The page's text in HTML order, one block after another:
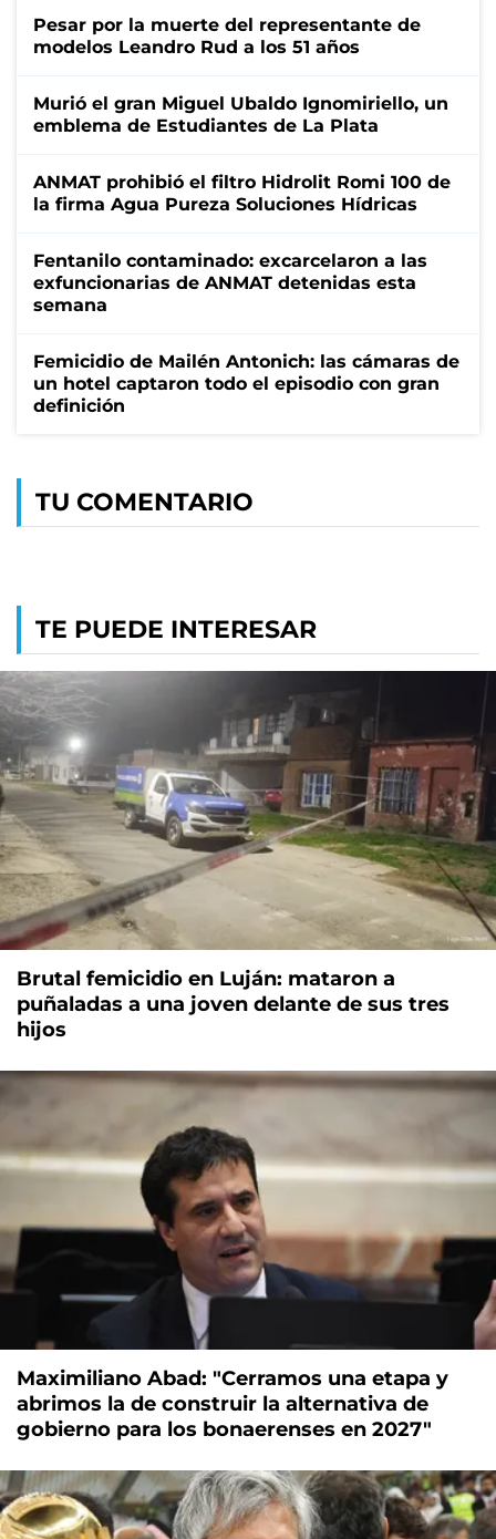
Pesar por la muerte del representante de
modelos Leandro Rud a los 51 años
Murió el gran Miguel Ubaldo Ignomiriello, un
emblema de Estudiantes de La Plata
ANMAT prohibió el filtro Hidrolit Romi 100 de
la firma Agua Pureza Soluciones Hídricas
Fentanilo contaminado: excarcelaron a las
exfuncionarias de ANMAT detenidas esta
semana
Femicidio de Mailén Antonich: las cámaras de
un hotel captaron todo el episodio con gran
definición
TU COMENTARIO
TE PUEDE INTERESAR
Brutal femicidio en Luján: mataron a
puñaladas a una joven delante de sus tres
hijos
Maximiliano Abad: "Cerramos una etapa y
abrimos la de construir la alternativa de
gobierno para los bonaerenses en 2027"